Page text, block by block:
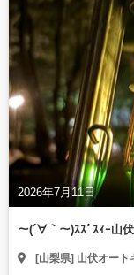
2026年7月11日
～(´∀｀～)ｽｽﾞｽｨｰ山
[山梨県] 山伏オート